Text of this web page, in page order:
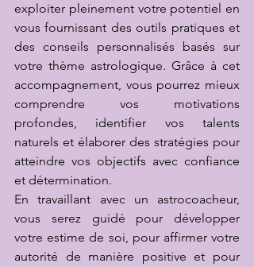
exploiter pleinement votre potentiel en
vous fournissant des outils pratiques et
des conseils personnalisés basés sur
votre thème astrologique. Grâce à cet
accompagnement, vous pourrez mieux
comprendre vos motivations
profondes, identifier vos talents
naturels et élaborer des stratégies pour
atteindre vos objectifs avec confiance
et détermination.
En travaillant avec un astrocoacheur,
vous serez guidé pour développer
votre estime de soi, pour affirmer votre
autorité de manière positive et pour